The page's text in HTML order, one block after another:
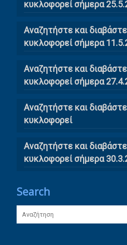
κυκλοφορεί σήμερα
Αναζητήστε και
κυκλοφορεί σήμερα
Αναζητήστε και
κυκλοφορεί σήμερα
Αναζητήστε και
κυκλοφορεί
Αναζητήστε και
κυκλοφορεί σήμερα
Search